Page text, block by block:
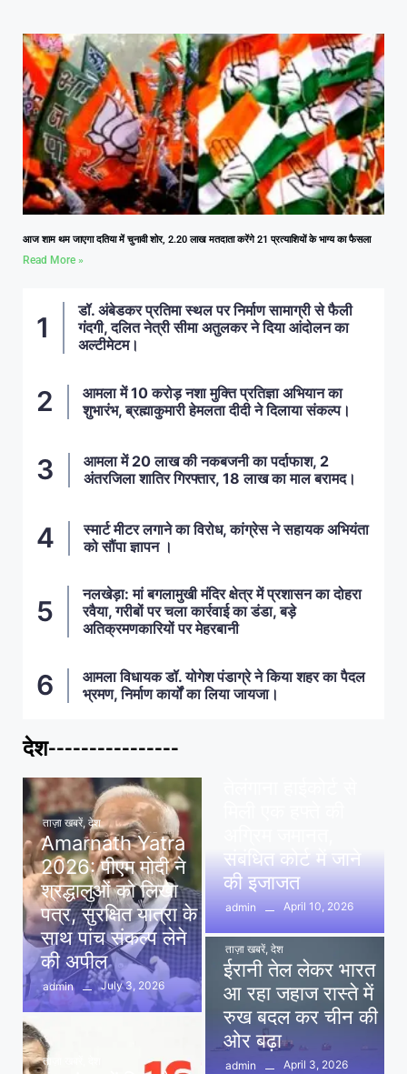
आज शाम थम जाएगा दतिया में चुनावी शोर, 2.20 लाख मतदाता करेंगे 21 प्रत्याशियों के भाग्य का फैसला
Read More »
डॉ. अंबेडकर प्रतिमा स्थल पर निर्माण सामाग्री से फैली
गंदगी, दलित नेत्री सीमा अतुलकर ने दिया आंदोलन का
अल्टीमेटम।
आमला में 10 करोड़ नशा मुक्ति प्रतिज्ञा अभियान का
शुभारंभ, ब्रह्माकुमारी हेमलता दीदी ने दिलाया संकल्प।
आमला में 20 लाख की नकबजनी का पर्दाफाश, 2
अंतरजिला शातिर गिरफ्तार, 18 लाख का माल बरामद।
स्मार्ट मीटर लगाने का विरोध, कांग्रेस ने सहायक अभियंता
को सौंपा ज्ञापन ।
नलखेड़ा: मां बगलामुखी मंदिर क्षेत्र में प्रशासन का दोहरा
रवैया, गरीबों पर चला कार्रवाई का डंडा, बड़े
अतिक्रमणकारियों पर मेहरबानी
आमला विधायक डॉ. योगेश पंडाग्रे ने किया शहर का पैदल
भ्रमण, निर्माण कार्यों का लिया जायजा।
देश----------------
ताज़ा खबरें, देश
Amarnath Yatra
2026: पीएम मोदी ने
श्रद्धालुओं को लिखा
पत्र, सुरक्षित यात्रा के
साथ पांच संकल्प लेने
की अपील
admin July 3, 2026
ताज़ा खबरें
संबंधित कोर्ट में जाने
की इजाजत
admin April 10, 2026
ताज़ा खबरें, देश
ईरानी तेल लेकर भारत
आ रहा जहाज रास्ते में
रुख बदल कर चीन की
ओर बढ़ा
admin
April 3, 2026